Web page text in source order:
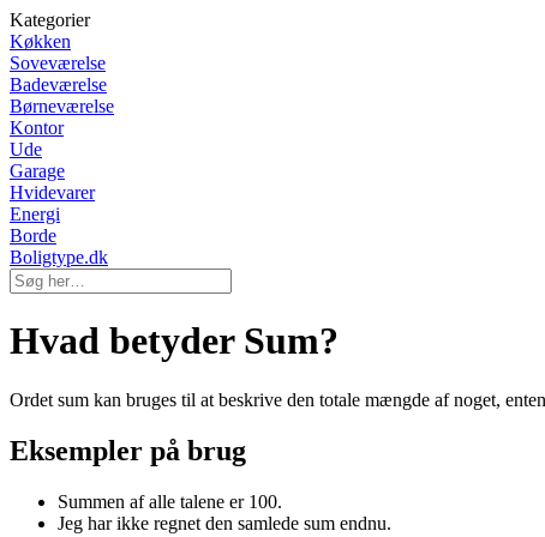
Kategorier
Køkken
Soveværelse
Badeværelse
Børneværelse
Kontor
Ude
Garage
Hvidevarer
Energi
Borde
Boligtype.dk
Hvad betyder Sum?
Ordet sum kan bruges til at beskrive den totale mængde af noget,
Eksempler på brug
Summen af alle talene er 100.
Jeg har ikke regnet den samlede sum endnu.